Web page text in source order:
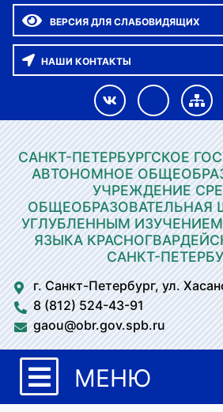
ВЕРСИЯ ДЛЯ СЛАБОВИДЯЩИХ
НАШИ КОНТАКТЫ
САНКТ-ПЕТЕРБУРГСКОЕ
АВТОНОМНОЕ
УЧРЕЖДЕНИЕ
ОБЩЕОБРАЗОВАТЕЛЬНАЯ
УГЛУБЛЕННЫМ
ЯЗЫКА
САНКТ-
г. Санкт-Петербург, ул.
8 (812) 524-43-91
gaou@obr.gov.spb.ru
МЕНЮ